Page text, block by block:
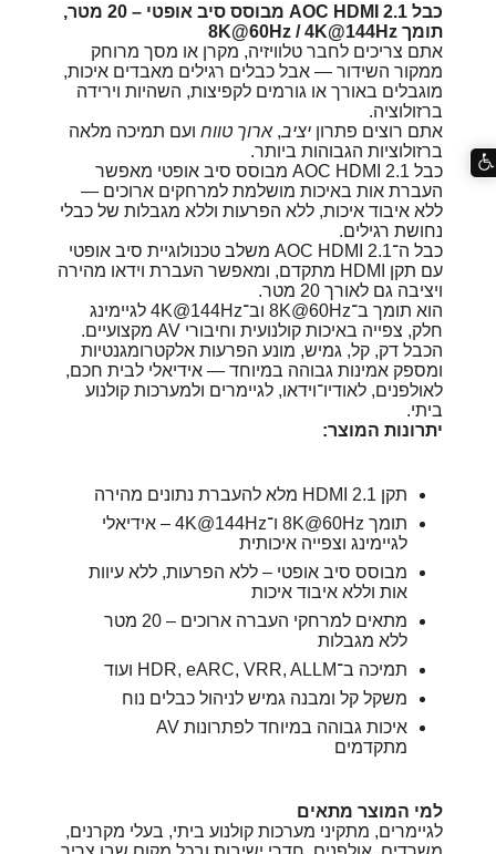
כבל AOC HDMI 2.1 מבוסס סיב אופטי – 20 מטר,
תומך 8K@60Hz / 4K@144Hz
אתם צריכים לחבר טלוויזיה, מקרן או מסך מרוחק
ממקור השידור — אבל כבלים רגילים מאבדים איכות,
מוגבלים באורך או גורמים לקפיצות, השהיות וירידה
ברזולוציה.
אתם רוצים פתרון יציב,ארוך טווח ועם תמיכה מלאה
ברזולוציות הגבוהות ביותר.
כבל AOC HDMI 2.1 מבוסס סיב אופטי מאפשר
העברת אות באיכות מושלמת למרחקים ארוכים —
ללא איבוד איכות, ללא הפרעות וללא מגבלות של כבלי
נחושת רגילים.
כבל ה־AOC HDMI 2.1 משלב טכנולוגיית סיב אופטי
עם תקן HDMI מתקדם, ומאפשר העברת וידאו מהירה
ויציבה גם לאורך 20 מטר.
הוא תומך ב־8K@60Hz וב־4K@144Hz לגיימינג
חלק, צפייה באיכות קולנועית וחיבורי AV מקצועיים.
הכבל דק, קל, גמיש, מונע הפרעות אלקטרומגנטיות
ומספק אמינות גבוהה במיוחד — אידיאלי לבית חכם,
לאולפנים, לאודיו־וידאו, לגיימרים ולמערכות קולנוע
ביתי.
יתרונות המוצר:
תקן HDMI 2.1 מלא להעברת נתונים מהירה
תומך 8K@60Hz ו־4K@144Hz – אידיאלי
לגיימינג וצפייה איכותית
מבוסס סיב אופטי – ללא הפרעות, ללא עיוות
אות וללא איבוד איכות
מתאים למרחקי העברה ארוכים – 20 מטר
ללא מגבלות
תמיכה ב־HDR, eARC, VRR, ALLM ועוד
משקל קל ומבנה גמיש לניהול כבלים נוח
איכות גבוהה במיוחד לפתרונות AV
מתקדמים
למי המוצר מתאים
לגיימרים, מתקיני מערכות קולנוע ביתי, בעלי מקרנים,